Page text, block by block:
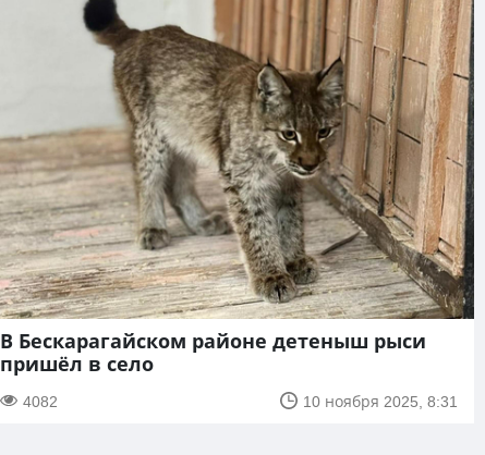
В Бескарагайском районе детеныш рыси
пришёл в село
4082 10 ноября 2025, 8:31